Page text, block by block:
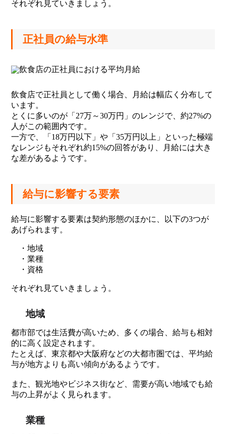
それぞれ見ていきましょう。
正社員の給与水準
飲食店で正社員として働く場合、月給は幅広く分布して
います。
とくに多いのが「27万～30万円」のレンジで、約27%の
人がこの範囲内です。
一方で、「18万円以下」や「35万円以上」といった極端
なレンジもそれぞれ約15%の回答があり、月給には大き
な差があるようです。
給与に影響する要素
給与に影響する要素は契約形態のほかに、以下の3つが
あげられます。
・地域
・業種
・資格
それぞれ見ていきましょう。
地域
都市部では生活費が高いため、多くの場合、給与も相対
的に高く設定されます。
たとえば、東京都や大阪府などの大都市圏では、平均給
与が地方よりも高い傾向があるようです。
また、観光地やビジネス街など、需要が高い地域でも給
与の上昇がよく見られます。
業種